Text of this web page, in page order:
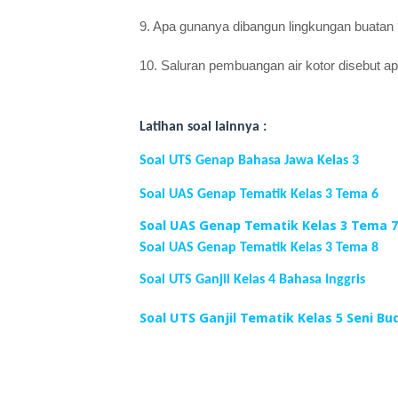
9. Apa gunanya dibangun lingkungan buatan
10. Saluran pembuangan air kotor disebut
Latihan soal lainnya :
Soal UTS Genap Bahasa Jawa Kelas 3
Soal UAS Genap Tematik Kelas 3 Tema 6
Soal UAS Genap Tematik Kelas 3 Tema 7
Soal UAS Genap Tematik Kelas 3 Tema 8
Soal UTS Ganjil Kelas 4 Bahasa Inggris
Soal UTS Ganjil Tematik Kelas 5 Seni